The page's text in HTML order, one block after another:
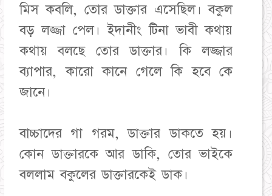
মিস কবলি, তোর ডাক্তার এসেছিল। বকুল
বড় লজ্জা পেল। ইদানীং টিনা ভাবী কথায়
কথায় বলছে তোর ডাক্তার। কি লজ্জার
ব্যাপার, কারো কানে গেলে কি হবে কে
জানে।
বাচ্চাদের গা গরম, ডাক্তার ডাকতে হয়।
কোন ডাক্তারকে আর ডাকি, তোর ভাইকে
বললাম বকুলের ডাক্তারকেই ডাক।